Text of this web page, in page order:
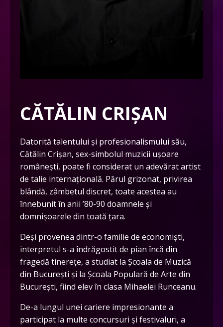
CĂTĂLIN CRIȘAN
Datorită talentului și profesionalismului său,
Cătălin Crișan, sex-simbolul muzicii ușoare
românești, poate fi considerat un adevărat artist
de talie internațională. Părul grizonat, privirea
blândă, zâmbetul discret, toate acestea au
înnebunit în anii ’80-90 doamnele și
domnișoarele din toată țara.
Deși provenea dintr-o familie de economiști,
interpretul s-a îndrăgostit de pian încă din
fragedă tinerețe, a studiat la Școala de Muzică
din București și la Școala Populară de Arte din
București, fiind elev în clasa Mihaelei Runceanu.
De-a lungul unei cariere impresionante a
participat la multe concursuri și festivaluri, a